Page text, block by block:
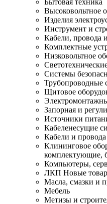
Высоковольтное
Изделия
Инструмент и
Кабели, провода
Комплектные
Низковольтное
Системы
Трубопроводные
Щитовое
Запорная и
Источники
Кабеленесущие
Кабели и провода
Клининговое
комплектующие,
Компьютеры,
ЛКП Новые
Масла, смазки и
Мебель
Метизы и